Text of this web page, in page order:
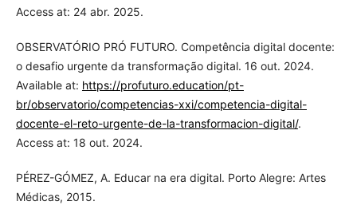
Access at: 24 abr. 2025.
OBSERVATÓRIO PRÓ FUTURO. Competência digital docente:
o desafio urgente da transformação digital. 16 out. 2024.
Available at: https://profuturo.education/pt-
br/observatorio/competencias-xxi/competencia-digital-
docente-el-reto-urgente-de-la-transformacion-digital/.
Access at: 18 out. 2024.
PÉREZ-GÓMEZ, A. Educar na era digital. Porto Alegre: Artes
Médicas, 2015.